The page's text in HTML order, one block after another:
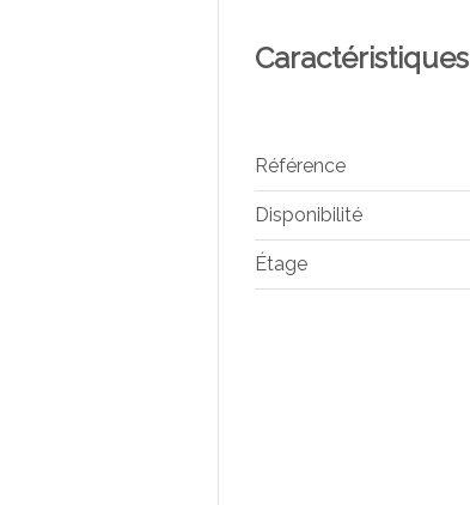
Caractéristiques
Référence
Disponibilité
Étage